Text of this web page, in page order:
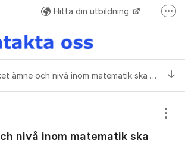
Hitta din utbildning
o svar + Meddelande formulär när ej elev
Vilket ämne och nivå inom matematik ska jag studera?
nivå inom matematik ska